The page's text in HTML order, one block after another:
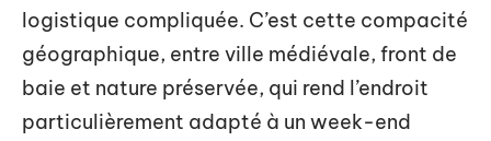
logistique compliquée. C’est cette compacité
géographique, entre ville médiévale, front de
baie et nature préservée, qui rend l’endroit
particulièrement adapté à un week-end